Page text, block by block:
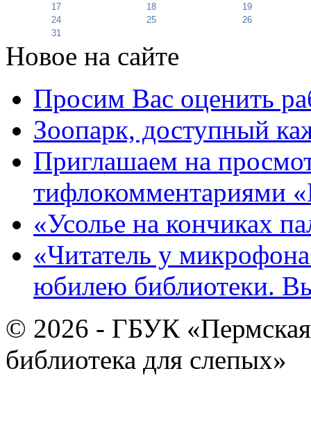
17
18
19
24
25
26
31
Новое на сайте
Просим Вас оценить
Зоопарк, доступный
Приглашаем на
тифлокомментариями
«Усолье на кончиках
«Читатель у
юбилею библиотеки.
© 2026 - ГБУК «Пермская
библиотека для слепых»